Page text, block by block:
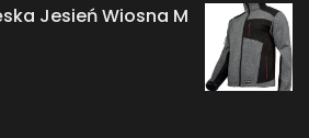
Jesień Wiosna M